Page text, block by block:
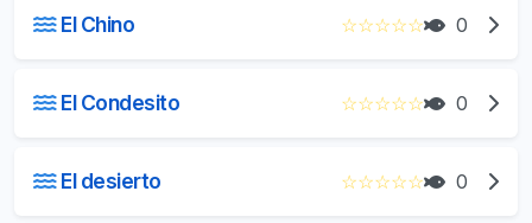
El Chino ☆☆☆☆☆ 0
El Condesito ☆☆☆☆☆ 0
El desierto ☆☆☆☆☆ 0